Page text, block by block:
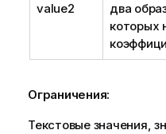
value2
два
которых
Ограничения:
Текстовые значения,